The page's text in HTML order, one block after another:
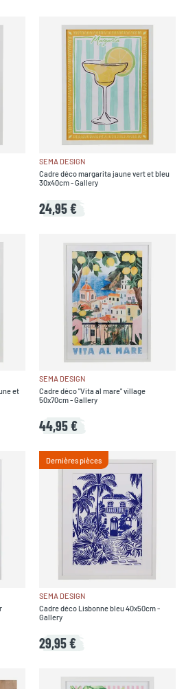
SEMA DESIGN
Cadre déco margarita jaune vert et bleu
30x40cm - Gallery
24,95 €
et
SEMA DESIGN
Cadre déco "Vita al mare" village
50x70cm - Gallery
44,95 €
Dernières pièces
SEMA DESIGN
Cadre déco Lisbonne bleu 40x50cm -
Gallery
29,95 €